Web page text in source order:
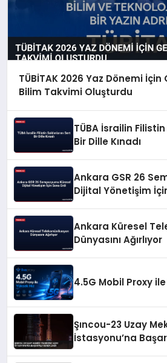
TÜBİTAK 2026 Yaz Dönemi İçin
Bilim Takvimi Oluşturdu
TÜBA İsrailin Filistin
Bir Dille Kınadı
Ankara GSR 26
Dijital Yönetişim
Ankara Küresel
Dünyasını Ağırlıyor
4.5G Mobil Proxy ile
Şıncou-23 Uzay
İstasyonu’na